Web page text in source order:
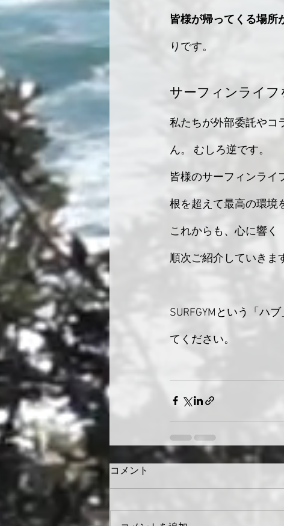
皆様が帰ってくる場所
りです。
サーフィンライフ
私たちが外部委託やコ
ん。 むしろ逆です。
皆様のサーフィンライ
根を超えて最高の環境
これからも、心に響く
順次ご紹介していきま
SURFGYMという「ハ
てください。
コメント